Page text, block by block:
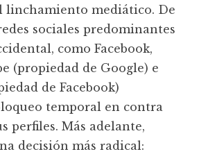
linchamiento mediático. De
sociales predominantes
como Facebook,
(propiedad de Google) e
de Facebook)
temporal en contra
perfiles. Más adelante,
decisión más radical: